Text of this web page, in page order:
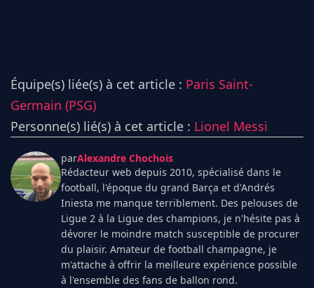
Équipe(s) liée(s) à cet article : Paris Saint-
Germain (PSG)
Personne(s) lié(s) à cet article : Lionel Messi
parAlexandre Chochois
Rédacteur web depuis 2010, spécialisé dans le
football, l'époque du grand Barça et d'Andrés
Iniesta me manque terriblement. Des pelouses de
Ligue 2 à la Ligue des champions, je n'hésite pas à
dévorer le moindre match susceptible de procurer
du plaisir. Amateur de football champagne, je
m'attache à offrir la meilleure expérience possible
à l'ensemble des fans de ballon rond.